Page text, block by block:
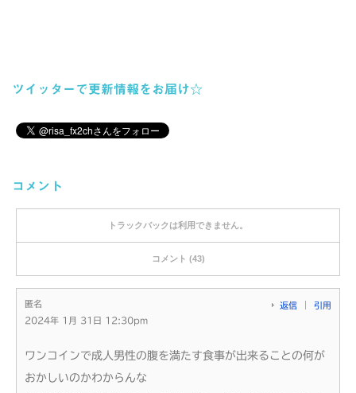
ツイッターで更新情報をお届け☆
コメント
トラックバックは利用できません。
コメント (43)
匿名
2024年 1月 31日 12:30pm
返信 引用
ワンコインで成人男性の腹を満たす食事が出来ることの何が
おかしいのかわからんな